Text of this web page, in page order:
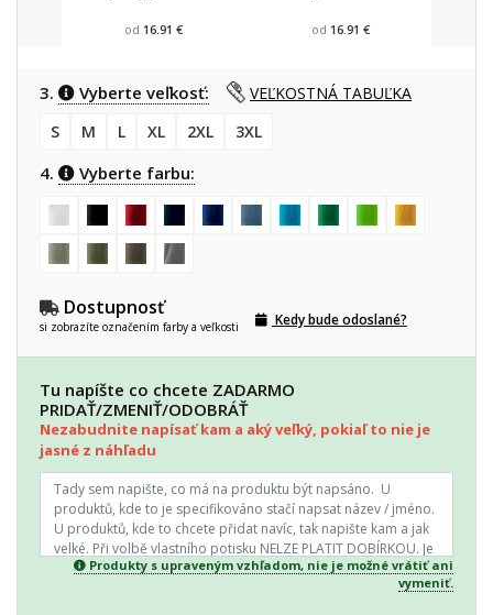
od 16.91 € od 16.91 €
3. Vyberte veľkosť:
VEĽKOSTNÁ TABUĽKA
S
M L XL 2XL 3XL
4. Vyberte farbu:
Dostupnosť
si zobrazíte označením farby a veľkosti Kedy bude odoslané?
Tu napíšte co chcete ZADARMO
PRIDAŤ/ZMENIŤ/ODOBRÁŤ
Nezabudnite napísať kam a aký veľký, pokiaľ to nie je
jasné z náhľadu
Produkty s upraveným vzhľadom, nie je možné vrátiť ani
vymeniť.